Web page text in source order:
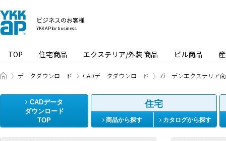
ビジネスのお客様
YKK AP for business
TOP 住宅商品 エクステリア/外装 商品 ビル商品
ビジネスのお客様 HOME
データダウンロード CADデータダウンロード ガーデンエクステリア
CADデータ
ダウンロード
TOP
住宅
商品から探す カタログから探す